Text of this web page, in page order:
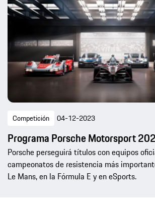
Competición 04-12-2023
Programa Porsche Motorsport
Porsche perseguirá títulos con equipos
campeonatos de resistencia más
Le Mans, en la Fórmula E y en eSports.